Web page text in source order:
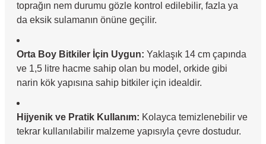
toprağın nem durumu gözle kontrol edilebilir, fazla ya
da eksik sulamanın önüne geçilir.
Orta Boy Bitkiler İçin Uygun: Yaklaşık 14 cm çapında
ve 1,5 litre hacme sahip olan bu model, orkide gibi
narin kök yapısına sahip bitkiler için idealdir.
Hijyenik ve Pratik Kullanım: Kolayca temizlenebilir ve
tekrar kullanılabilir malzeme yapısıyla çevre dostudur.